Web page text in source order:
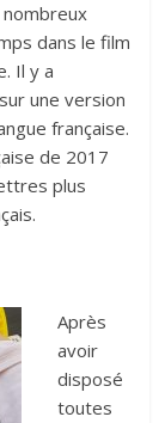
dans le film
Il y a
une version
française.
de 2017
plus
Après
avoir
disposé
toutes